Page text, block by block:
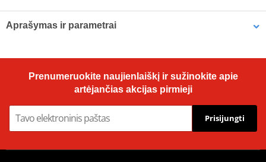
Aprašymas ir parametrai
Prenumeruokite naujienlaiškį ir sužinokite apie
artėjančias akcijas pirmieji
Prisijungti